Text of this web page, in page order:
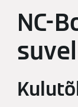
NC-
suvel